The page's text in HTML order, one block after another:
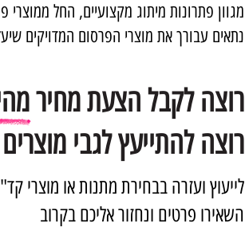
מגוון פתרונות מיתוג מקצועיים, החל
נתאים עבורך את מוצרי הפרסום המדויקים
רוצה לקבל הצעת מחיר
רוצה להתייעץ לגבי מוצרים
לייעוץ ועזרה בבחירת מתנות או מוצרי
השאירו פרטים ונחזור אליכם בקרוב